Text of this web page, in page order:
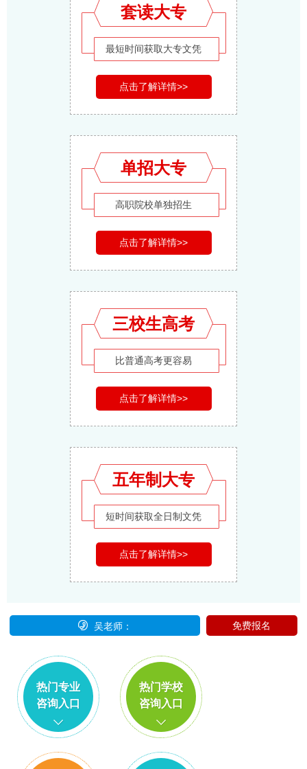
套读大专
最短时间获取大专文凭
点击了解详情>>
单招大专
高职院校单独招生
点击了解详情>>
三校生高考
比普通高考更容易
点击了解详情>>
五年制大专
短时间获取全日制文凭
点击了解详情>>
 吴老师： 免费报名
热门专业
咨询入口
热门学校
咨询入口